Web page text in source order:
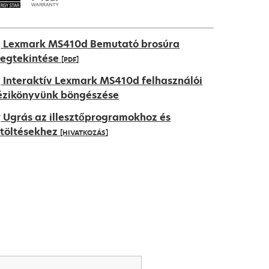
Lexmark MS410d Bemutató brosúra
[PDF]
Interaktív Lexmark MS410d felhasználói
böngészése
Ugrás az illesztőprogramokhoz és
[HIVATKOZÁS]